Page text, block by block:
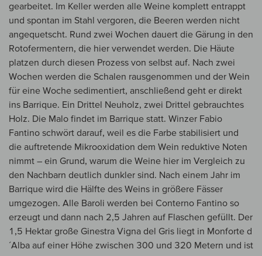
gearbeitet. Im Keller werden alle Weine komplett entrappt
und spontan im Stahl vergoren, die Beeren werden nicht
angequetscht. Rund zwei Wochen dauert die Gärung in den
Rotofermentern, die hier verwendet werden. Die Häute
platzen durch diesen Prozess von selbst auf. Nach zwei
Wochen werden die Schalen rausgenommen und der Wein
für eine Woche sedimentiert, anschließend geht er direkt
ins Barrique. Ein Drittel Neuholz, zwei Drittel gebrauchtes
Holz. Die Malo findet im Barrique statt. Winzer Fabio
Fantino schwört darauf, weil es die Farbe stabilisiert und
die auftretende Mikrooxidation dem Wein reduktive Noten
nimmt – ein Grund, warum die Weine hier im Vergleich zu
den Nachbarn deutlich dunkler sind. Nach einem Jahr im
Barrique wird die Hälfte des Weins in größere Fässer
umgezogen. Alle Baroli werden bei Conterno Fantino so
erzeugt und dann nach 2,5 Jahren auf Flaschen gefüllt. Der
1,5 Hektar große Ginestra Vigna del Gris liegt in Monforte d
´Alba auf einer Höhe zwischen 300 und 320 Metern und ist